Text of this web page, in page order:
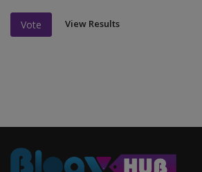
Vote View Results